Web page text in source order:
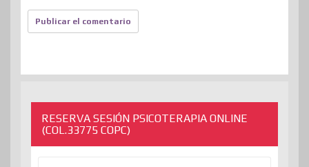
RESERVA SESIÓN PSICOTERAPIA ONLINE
(COL.33775 COPC)